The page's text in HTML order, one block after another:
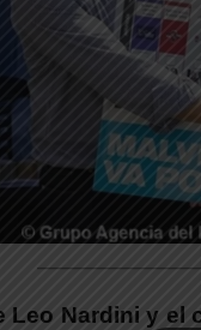
Leo Nardini y el